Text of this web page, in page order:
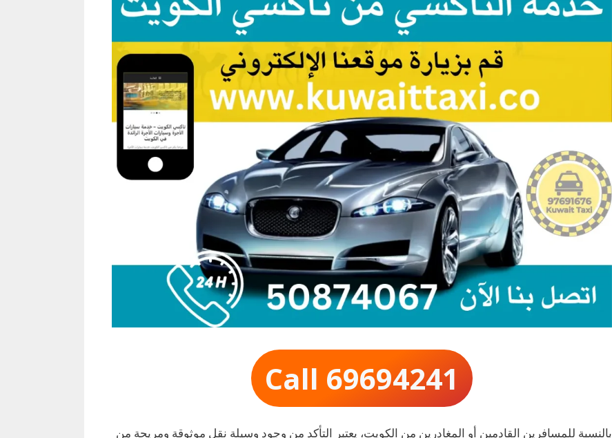
Call 69694241
بالنسبة للمسافرين القادمين أو المغادرين من الكويت، يعتبر التأكد من وجود وسيلة نقل موثوقة ومريحة من